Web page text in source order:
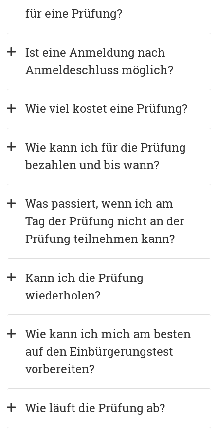
für eine Prüfung?
Ist eine Anmeldung nach
Anmeldeschluss möglich?
Wie viel kostet eine Prüfung?
Wie kann ich für die Prüfung
bezahlen und bis wann?
Was passiert, wenn ich am
Tag der Prüfung nicht an der
Prüfung teilnehmen kann?
Kann ich die Prüfung
wiederholen?
Wie kann ich mich am besten
auf den Einbürgerungstest
vorbereiten?
Wie läuft die Prüfung ab?